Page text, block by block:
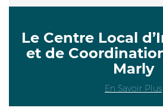
Le Centre Local
et de
Marly
En Savoir Plus